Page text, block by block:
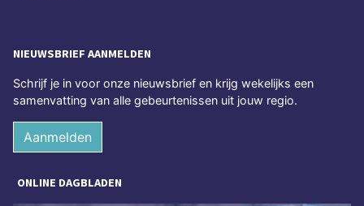
NIEUWSBRIEF AANMELDEN
Schrijf je in voor onze nieuwsbrief en krijg wekelijks een
samenvatting van alle gebeurtenissen uit jouw regio.
Aanmelden
ONLINE DAGBLADEN